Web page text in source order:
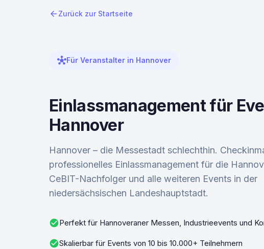
arrow_back Zurück zur Startseite
hubFür Veranstalter in Hannover
Einlassmanagement für
Hannover
Hannover – die Messestadt schlechthin.
professionelles Einlassmanagement für die
CeBIT-Nachfolger und alle weiteren Events in der
niedersächsischen Landeshauptstadt.
check_circlePerfekt für Hannoveraner Messen, Industrieevents und
check_circleSkalierbar für Events von 10 bis 10.000+ Teilnehmern